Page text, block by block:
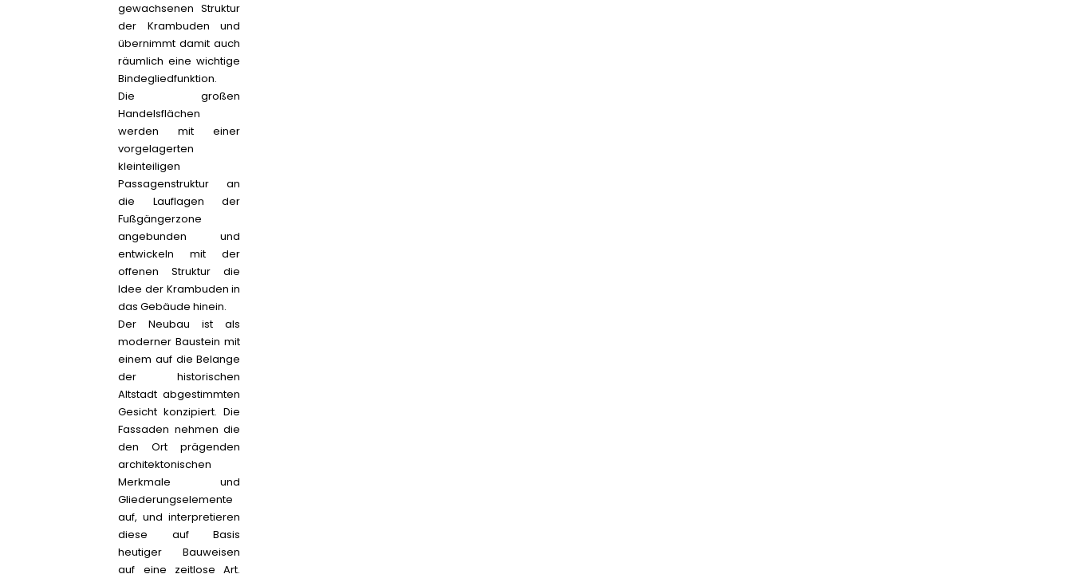
gewachsenen Struktur
der Krambuden und
übernimmt damit auch
räumlich eine wichtige
Bindegliedfunktion.
Die großen
Handelsflächen
werden mit einer
vorgelagerten
kleinteiligen
Passagenstruktur an
die Lauflagen der
Fußgängerzone
angebunden und
entwickeln mit der
offenen Struktur die
Idee der Krambuden in
das Gebäude hinein.
Der Neubau ist als
moderner Baustein mit
einem auf die Belange
der historischen
Altstadt abgestimmten
Gesicht konzipiert. Die
Fassaden nehmen die
den Ort prägenden
architektonischen
Merkmale und
Gliederungselemente
auf, und interpretieren
diese auf Basis
heutiger Bauweisen
auf eine zeitlose Art.